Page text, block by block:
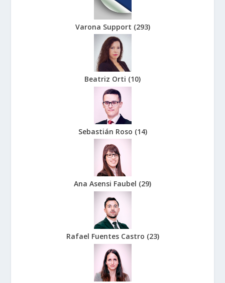
Varona Support (293)
Beatriz Orti (10)
Sebastián Roso (14)
Ana Asensi Faubel (29)
Rafael Fuentes Castro (23)